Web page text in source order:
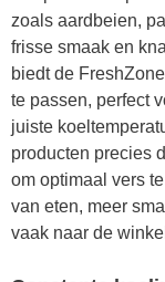
zoals aardbeien,
frisse smaak en
biedt de
te passen, perfect
juiste
producten precies
om optimaal vers
van eten, meer
vaak naar de